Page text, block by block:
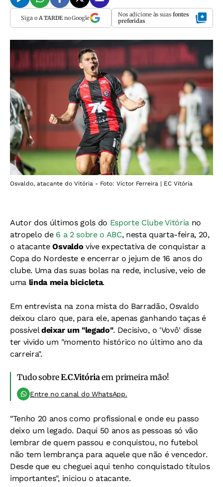
Siga o A TARDEno Google Nos adicione às suas fontes
preferidas
Osvaldo, atacante do Vitória - Foto: Victor Ferreira | EC Vitória
Autor dos últimos gols do Esporte Clube Vitóriano
atropelo de 6 a 2 sobre o ABC, nesta quarta-feira, 20,
o atacanteOsvaldo vive expectativa de conquistar a
Copa do Nordeste e encerrar o jejum de 16 anos do
clube. Uma das suas bolas na rede, inclusive, veio de
uma linda meia bicicleta.
Em entrevista na zona mista do Barradão, Osvaldo
deixou claro que, para ele, apenas ganhando taças é
possíveldeixar um "legado". Decisivo, o 'Vovô' disse
ter vivido um "momento histórico no último ano da
carreira".
Tudo sobreE.C.Vitóriaem primeira mão!
Entre no canal do WhatsApp.
"Tenho 20 anos como profissional e onde eu passo
deixo um legado. Daqui 50 anos as pessoas só vão
lembrar de quem passou e conquistou, no futebol
não tem lembrança para aquele que não é vencedor.
Desde que eu cheguei aqui tenho conquistado títulos
importantes", iniciou o atacante.